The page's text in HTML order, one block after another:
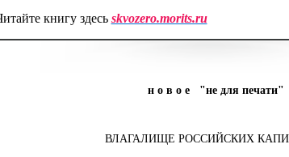
книгу здесь skvozero.morits.ru
н о в о е "не для печати"
ВЛАГАЛИЩЕ РОССИЙСКИХ